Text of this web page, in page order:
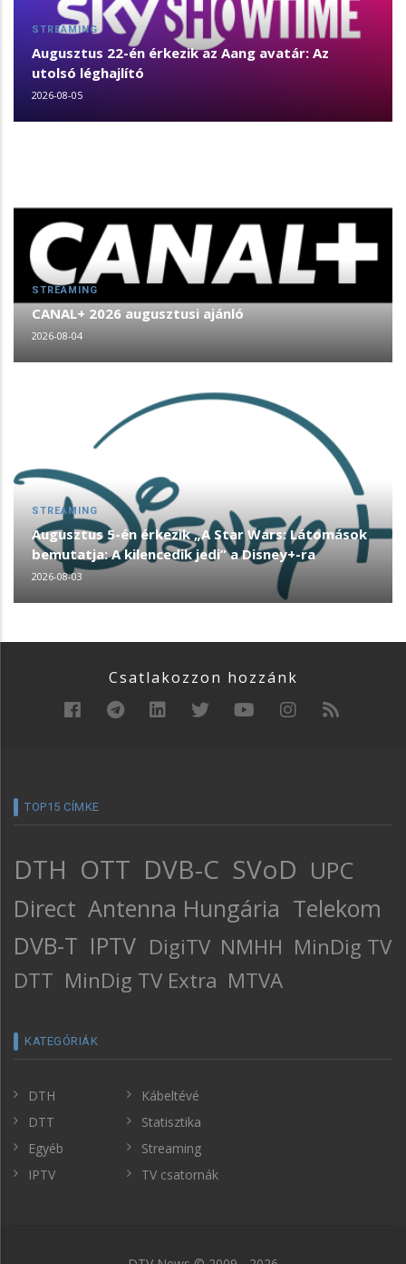
STREAMING
Augusztus 22-én érkezik az Aang avatár: Az
utolsó léghajlító
2026-08-05
STREAMING
CANAL+ 2026 augusztusi ajánló
2026-08-04
STREAMING
Augusztus 5-én érkezik „A Star Wars: Látomások
bemutatja: A kilencedik jedi” a Disney+-ra
2026-08-03
Csatlakozzon hozzánk
TOP15 CÍMKE
DTH OTT DVB-C SVoD UPC
Direct Antenna Hungária Telekom
DVB-T IPTV DigiTV NMHH MinDig TV
DTT MinDig TV Extra MTVA
KATEGÓRIÁK
DTH
DTT
Egyéb
IPTV
Kábeltévé
Statisztika
Streaming
TV csatornák